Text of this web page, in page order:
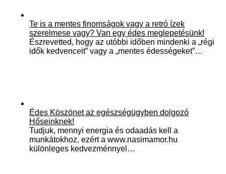
Te is a mentes finomságok vagy a retró ízek
szerelmese vagy? Van egy édes meglepetésünk!
Észrevetted, hogy az utóbbi időben mindenki a „régi
idők kedvenceit” vagy a „mentes édességeket”…
Édes Köszönet az egészségügyben dolgozó
Hőseinknek!
Tudjuk, mennyi energia és odaadás kell a
munkátokhoz, ezért a www.nasimamor.hu
különleges kedvezménnyel…